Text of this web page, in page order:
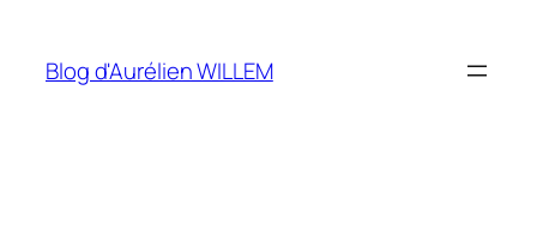
contenu
Blog d'Aurélien WILLEM